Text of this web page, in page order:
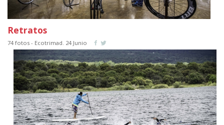
Retratos
74 fotos - Ecotrimad. 24 Junio